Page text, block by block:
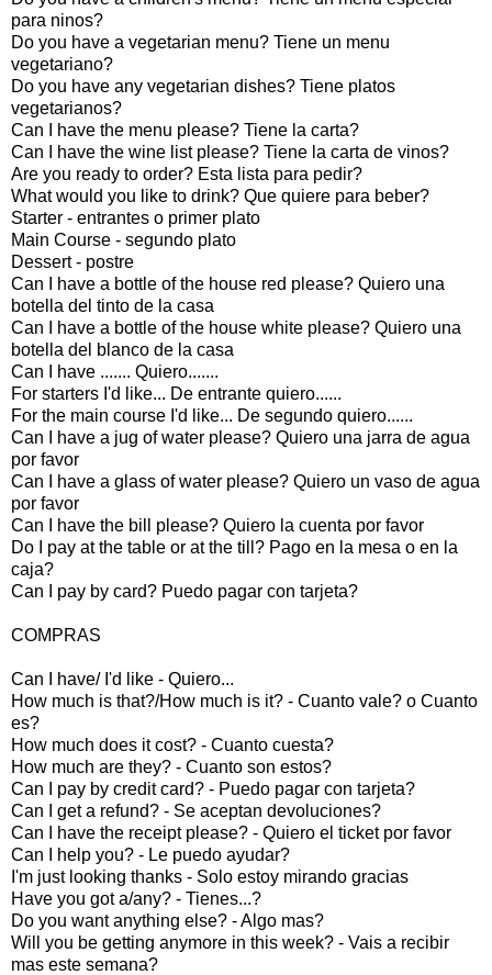
para ninos?
Do you have a vegetarian menu? Tiene un menu
vegetariano?
Do you have any vegetarian dishes? Tiene platos
vegetarianos?
Can I have the menu please? Tiene la carta?
Can I have the wine list please? Tiene la carta de vinos?
Are you ready to order? Esta lista para pedir?
What would you like to drink? Que quiere para beber?
Starter - entrantes o primer plato
Main Course - segundo plato
Dessert - postre
Can I have a bottle of the house red please? Quiero una
botella del tinto de la casa
Can I have a bottle of the house white please? Quiero una
botella del blanco de la casa
Can I have ....... Quiero.......
For starters I'd like... De entrante quiero......
For the main course I'd like... De segundo quiero......
Can I have a jug of water please? Quiero una jarra de agua
por favor
Can I have a glass of water please? Quiero un vaso de agua
por favor
Can I have the bill please? Quiero la cuenta por favor
Do I pay at the table or at the till? Pago en la mesa o en la
caja?
Can I pay by card? Puedo pagar con tarjeta?
COMPRAS
Can I have/ I'd like - Quiero...
How much is that?/How much is it? - Cuanto vale? o Cuanto
es?
How much does it cost? - Cuanto cuesta?
How much are they? - Cuanto son estos?
Can I pay by credit card? - Puedo pagar con tarjeta?
Can I get a refund? - Se aceptan devoluciones?
Can I have the receipt please? - Quiero el ticket por favor
Can I help you? - Le puedo ayudar?
I'm just looking thanks - Solo estoy mirando gracias
Have you got a/any? - Tienes...?
Do you want anything else? - Algo mas?
Will you be getting anymore in this week? - Vais a recibir
mas este semana?